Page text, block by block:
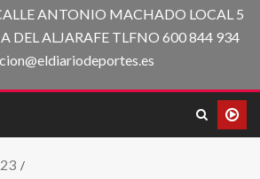
ANTONIO MACHADO LOCAL 5
DEL ALJARAFE TLFNO 600 844 934
23